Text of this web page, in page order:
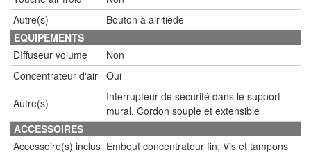
Autre(s)
Bouton à air tiède
EQUIPEMENTS
DIffuseur volume
Non
Concentrateur d'air Oui
Autre(s)
Interrupteur de sécurité dans le support
mural, Cordon souple et extensible
ACCESSOIRES
Accessoire(s) inclus Embout concentrateur fin, Vis et tampons